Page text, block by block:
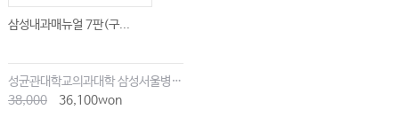
삼성내과매뉴얼 7판(구...
성균관대학교의과대학 삼성서울병원내과
38,000
36,100won